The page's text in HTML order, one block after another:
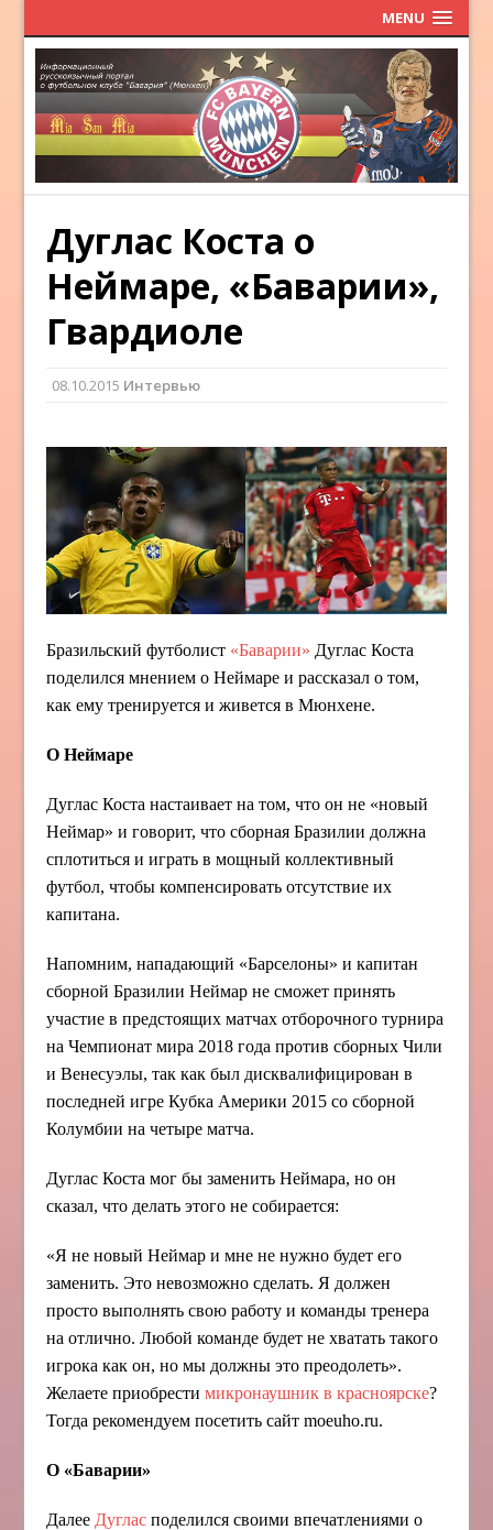
MENU
Дуглас Коста о
Неймаре, «Баварии»,
Гвардиоле
08.10.2015 Интервью
Бразильский футболист «Баварии» Дуглас Коста
поделился мнением о Неймаре и рассказал о том,
как ему тренируется и живется в Мюнхене.
О Неймаре
Дуглас Коста настаивает на том, что он не «новый
Неймар» и говорит, что сборная Бразилии должна
сплотиться и играть в мощный коллективный
футбол, чтобы компенсировать отсутствие их
капитана.
Напомним, нападающий «Барселоны» и капитан
сборной Бразилии Неймар не сможет принять
участие в предстоящих матчах отборочного турнира
на Чемпионат мира 2018 года против сборных Чили
и Венесуэлы, так как был дисквалифицирован в
последней игре Кубка Америки 2015 со сборной
Колумбии на четыре матча.
Дуглас Коста мог бы заменить Неймара, но он
сказал, что делать этого не собирается:
«Я не новый Неймар и мне не нужно будет его
заменить. Это невозможно сделать. Я должен
просто выполнять свою работу и команды тренера
на отлично. Любой команде будет не хватать такого
игрока как он, но мы должны это преодолеть».
Желаете приобрестимикронаушник в красноярске?
Тогда рекомендуем посетить сайт moeuho.ru.
О «Баварии»
Далее Дуглас поделился своими впечатлениями о